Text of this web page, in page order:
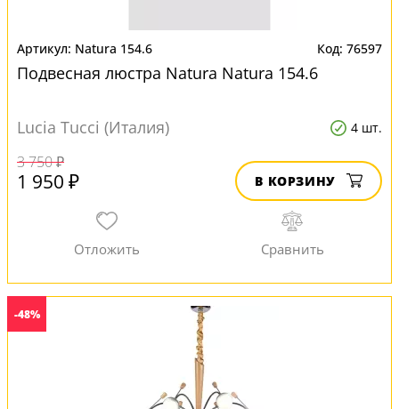
Natura 154.6 76597
Подвесная люстра Natura Natura 154.6
Lucia Tucci (Италия) 4 шт.
3 750 ₽
1 950 ₽ В КОРЗИНУ
-48%